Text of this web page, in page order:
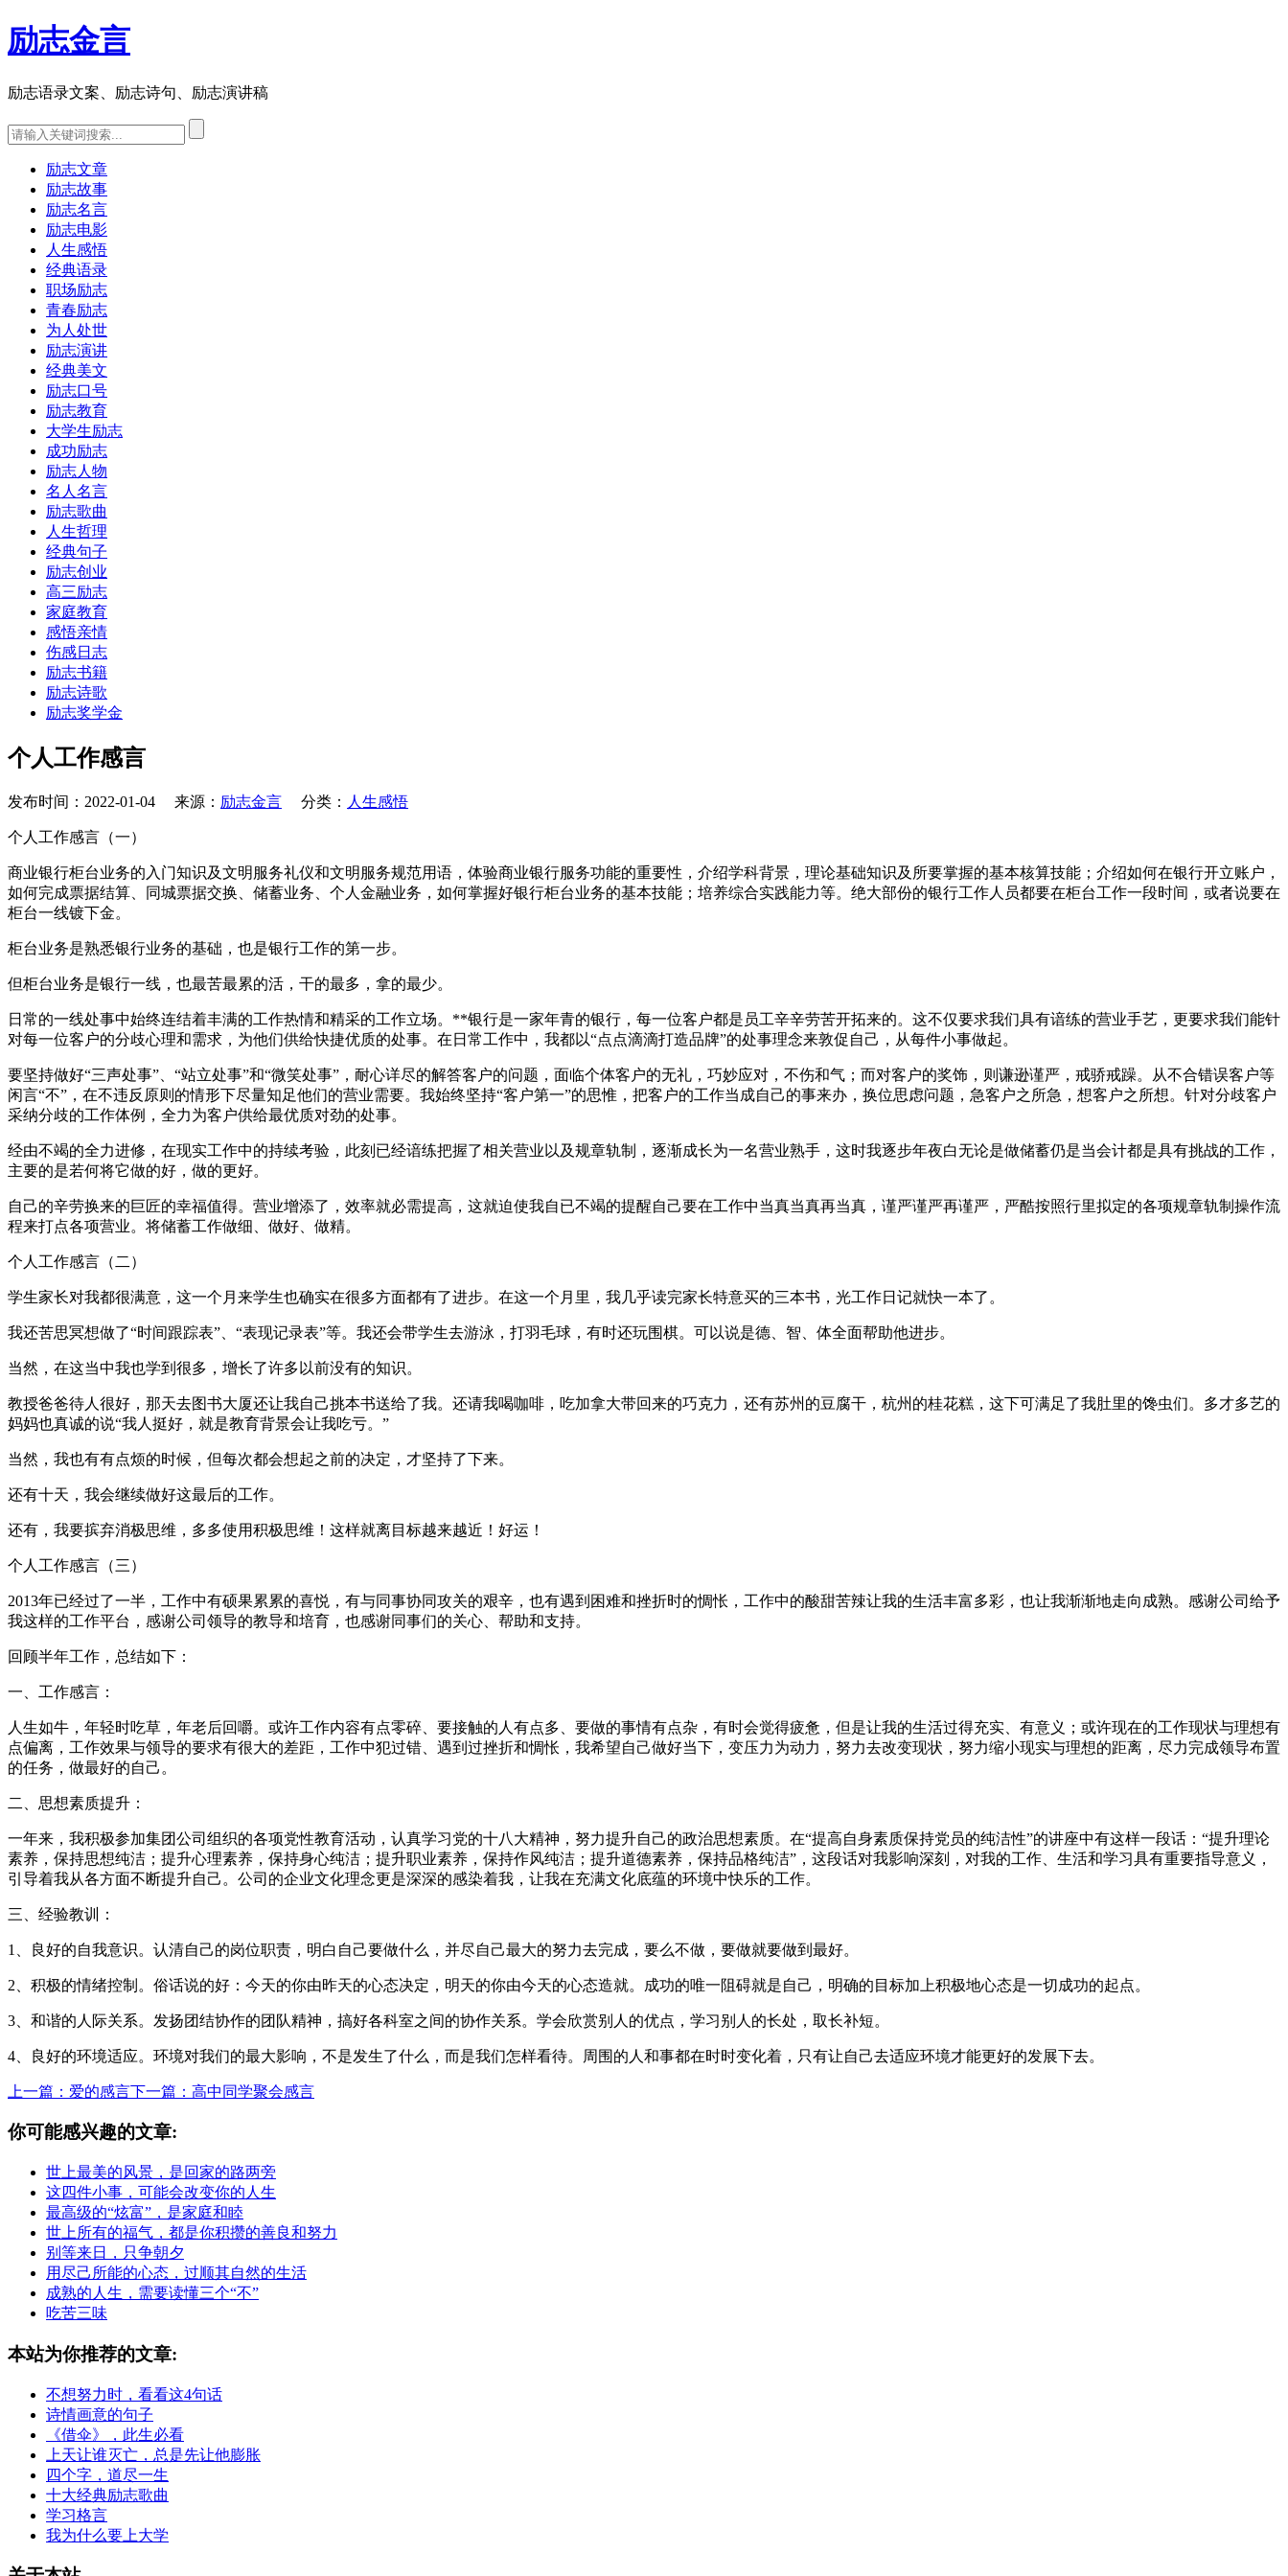
励志金言
励志语录文案、励志诗句、励志演讲稿
励志文章
励志故事
励志名言
励志电影
人生感悟
经典语录
职场励志
青春励志
为人处世
励志演讲
经典美文
励志口号
励志教育
大学生励志
成功励志
励志人物
名人名言
励志歌曲
人生哲理
经典句子
励志创业
高三励志
家庭教育
感悟亲情
伤感日志
励志书籍
励志诗歌
励志奖学金
个人工作感言
发布时间：2022-01-04 来源： 励志金言 分类： 人生感悟
个人工作感言（一）
商业银行柜台业务的入门知识及文明服务礼仪和文明服务规范用语，体验商业银行服务功能的重要性，介绍学科背景，理论基础知识及所要掌握的基本核算技能；介绍如何在银行开立账户，
如何完成票据结算、同城票据交换、储蓄业务、个人金融业务，如何掌握好银行柜台业务的基本技能；培养综合实践能力等。绝大部份的银行工作人员都要在柜台工作一段时间，或者说要在
柜台一线镀下金。
柜台业务是熟悉银行业务的基础，也是银行工作的第一步。
但柜台业务是银行一线，也最苦最累的活，干的最多，拿的最少。
日常的一线处事中始终连结着丰满的工作热情和精采的工作立场。**银行是一家年青的银行，每一位客户都是员工辛辛劳苦开拓来的。这不仅要求我们具有谙练的营业手艺，更要求我们能针
对每一位客户的分歧心理和需求，为他们供给快捷优质的处事。在日常工作中，我都以“点点滴滴打造品牌”的处事理念来敦促自己，从每件小事做起。
要坚持做好“三声处事”、“站立处事”和“微笑处事”，耐心详尽的解答客户的问题，面临个体客户的无礼，巧妙应对，不伤和气；而对客户的奖饰，则谦逊谨严，戒骄戒躁。从不合错误客户等
闲言“不”，在不违反原则的情形下尽量知足他们的营业需要。我始终坚持“客户第一”的思惟，把客户的工作当成自己的事来办，换位思虑问题，急客户之所急，想客户之所想。针对分歧客户
采纳分歧的工作体例，全力为客户供给最优质对劲的处事。
经由不竭的全力进修，在现实工作中的持续考验，此刻已经谙练把握了相关营业以及规章轨制，逐渐成长为一名营业熟手，这时我逐步年夜白无论是做储蓄仍是当会计都是具有挑战的工作，
主要的是若何将它做的好，做的更好。
自己的辛劳换来的巨匠的幸福值得。营业增添了，效率就必需提高，这就迫使我自已不竭的提醒自己要在工作中当真当真再当真，谨严谨严再谨严，严酷按照行里拟定的各项规章轨制操作流
程来打点各项营业。将储蓄工作做细、做好、做精。
个人工作感言（二）
学生家长对我都很满意，这一个月来学生也确实在很多方面都有了进步。在这一个月里，我几乎读完家长特意买的三本书，光工作日记就快一本了。
我还苦思冥想做了“时间跟踪表”、“表现记录表”等。我还会带学生去游泳，打羽毛球，有时还玩围棋。可以说是德、智、体全面帮助他进步。
当然，在这当中我也学到很多，增长了许多以前没有的知识。
教授爸爸待人很好，那天去图书大厦还让我自己挑本书送给了我。还请我喝咖啡，吃加拿大带回来的巧克力，还有苏州的豆腐干，杭州的桂花糕，这下可满足了我肚里的馋虫们。多才多艺的
妈妈也真诚的说“我人挺好，就是教育背景会让我吃亏。”
当然，我也有有点烦的时候，但每次都会想起之前的决定，才坚持了下来。
还有十天，我会继续做好这最后的工作。
还有，我要摈弃消极思维，多多使用积极思维！这样就离目标越来越近！好运！
个人工作感言（三）
2013年已经过了一半，工作中有硕果累累的喜悦，有与同事协同攻关的艰辛，也有遇到困难和挫折时的惆怅，工作中的酸甜苦辣让我的生活丰富多彩，也让我渐渐地走向成熟。感谢公司给予
我这样的工作平台，感谢公司领导的教导和培育，也感谢同事们的关心、帮助和支持。
回顾半年工作，总结如下：
一、工作感言：
人生如牛，年轻时吃草，年老后回嚼。或许工作内容有点零碎、要接触的人有点多、要做的事情有点杂，有时会觉得疲惫，但是让我的生活过得充实、有意义；或许现在的工作现状与理想有
点偏离，工作效果与领导的要求有很大的差距，工作中犯过错、遇到过挫折和惆怅，我希望自己做好当下，变压力为动力，努力去改变现状，努力缩小现实与理想的距离，尽力完成领导布置
的任务，做最好的自己。
二、思想素质提升：
一年来，我积极参加集团公司组织的各项党性教育活动，认真学习党的十八大精神，努力提升自己的政治思想素质。在“提高自身素质保持党员的纯洁性”的讲座中有这样一段话：“提升理论
素养，保持思想纯洁；提升心理素养，保持身心纯洁；提升职业素养，保持作风纯洁；提升道德素养，保持品格纯洁”，这段话对我影响深刻，对我的工作、生活和学习具有重要指导意义，
引导着我从各方面不断提升自己。公司的企业文化理念更是深深的感染着我，让我在充满文化底蕴的环境中快乐的工作。
三、经验教训：
1、良好的自我意识。认清自己的岗位职责，明白自己要做什么，并尽自己最大的努力去完成，要么不做，要做就要做到最好。
2、积极的情绪控制。俗话说的好：今天的你由昨天的心态决定，明天的你由今天的心态造就。成功的唯一阻碍就是自己，明确的目标加上积极地心态是一切成功的起点。
3、和谐的人际关系。发扬团结协作的团队精神，搞好各科室之间的协作关系。学会欣赏别人的优点，学习别人的长处，取长补短。
4、良好的环境适应。环境对我们的最大影响，不是发生了什么，而是我们怎样看待。周围的人和事都在时时变化着，只有让自己去适应环境才能更好的发展下去。
上一篇：爱的感言下一篇：高中同学聚会感言
你可能感兴趣的文章:
世上最美的风景，是回家的路两旁
这四件小事，可能会改变你的人生
最高级的“炫富”，是家庭和睦
世上所有的福气，都是你积攒的善良和努力
别等来日，只争朝夕
用尽己所能的心态，过顺其自然的生活
成熟的人生，需要读懂三个“不”
吃苦三味
本站为你推荐的文章:
不想努力时，看看这4句话
诗情画意的句子
《借伞》，此生必看
上天让谁灭亡，总是先让他膨胀
四个字，道尽一生
十大经典励志歌曲
学习格言
我为什么要上大学